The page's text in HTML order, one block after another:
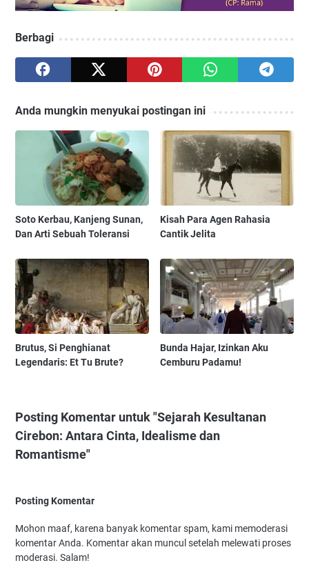
Berbagi
Anda mungkin menyukai postingan ini
Soto Kerbau, Kanjeng Sunan,
Dan Arti Sebuah Toleransi
Kisah Para Agen Rahasia
Cantik Jelita
Brutus, Si Penghianat
Legendaris: Et Tu Brute?
Bunda Hajar, Izinkan Aku
Cemburu Padamu!
Posting Komentar untuk "Sejarah Kesultanan
Cirebon: Antara Cinta, Idealisme dan
Romantisme"
Posting Komentar
Mohon maaf, karena banyak komentar spam, kami memoderasi
komentar Anda. Komentar akan muncul setelah melewati proses
moderasi. Salam!